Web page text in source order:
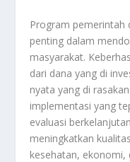
Program pemerintah
penting dalam
masyarakat.
dari dana yang di
nyata yang di
implementasi yang
evaluasi
meningkatkan
kesehatan, ekonomi,